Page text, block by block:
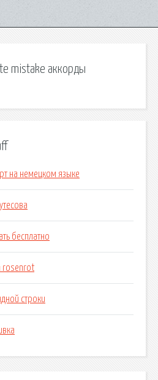
mistake аккорды
на немецком языке
бесплатно
rosenrot
строки